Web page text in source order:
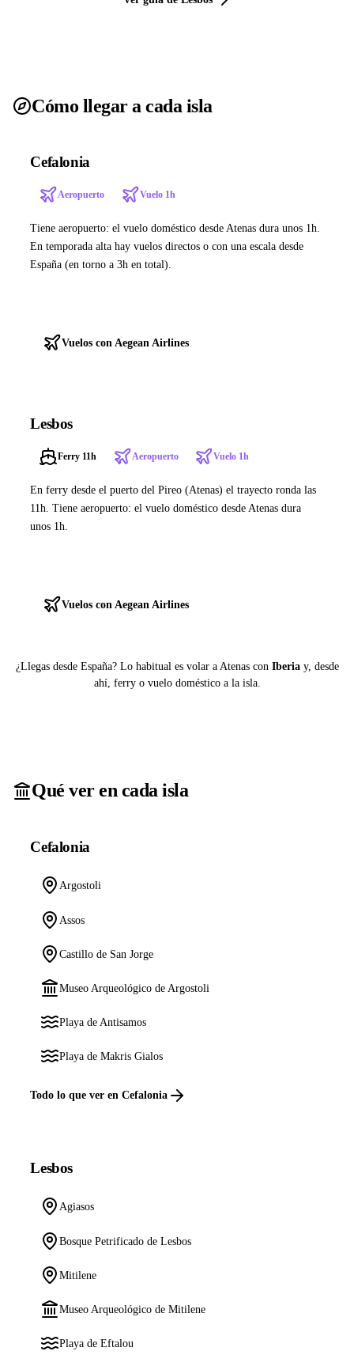
Cómo llegar a cada isla
Cefalonia
Aeropuerto Vuelo 1h
Tiene aeropuerto: el vuelo doméstico desde Atenas dura unos 1h.
En temporada alta hay vuelos directos o con una escala desde
España (en torno a 3h en total).
Vuelos con Aegean Airlines
Lesbos
Ferry 11h Aeropuerto Vuelo 1h
En ferry desde el puerto del Pireo (Atenas) el trayecto ronda las
11h. Tiene aeropuerto: el vuelo doméstico desde Atenas dura
unos 1h.
Vuelos con Aegean Airlines
¿Llegas desde España? Lo habitual es volar a Atenas con Iberiay, desde
ahí, ferry o vuelo doméstico a la isla.
Qué ver en cada isla
Cefalonia
Argostoli
Assos
Castillo de San Jorge
Museo Arqueológico de Argostoli
Playa de Antisamos
Playa de Makris Gialos
Todo lo que ver en Cefalonia
Lesbos
Agiasos
Bosque Petrificado de Lesbos
Mitilene
Museo Arqueológico de Mitilene
Playa de Eftalou